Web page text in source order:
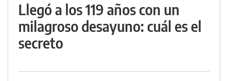
Llegó a los 119 años con un
milagroso desayuno: cuál es el
secreto